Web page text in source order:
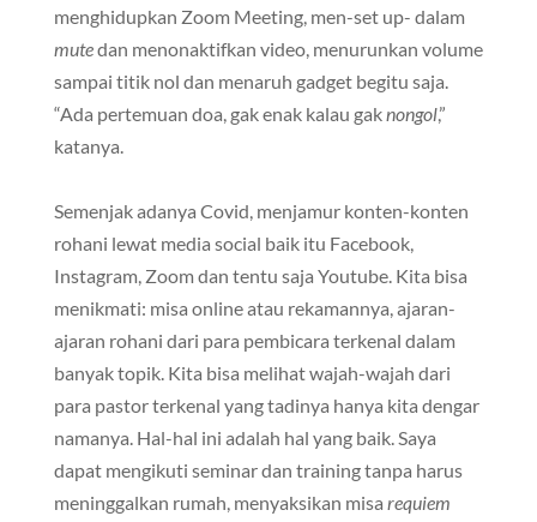
menghidupkan Zoom Meeting, men-set up- dalam
mutedan menonaktifkan video, menurunkan volume
sampai titik nol dan menaruh gadget begitu saja.
“Ada pertemuan doa, gak enak kalau gaknongol,”
katanya.
Semenjak adanya Covid, menjamur konten-konten
rohani lewat media social baik itu Facebook,
Instagram, Zoom dan tentu saja Youtube. Kita bisa
menikmati: misa online atau rekamannya, ajaran-
ajaran rohani dari para pembicara terkenal dalam
banyak topik. Kita bisa melihat wajah-wajah dari
para pastor terkenal yang tadinya hanya kita dengar
namanya. Hal-hal ini adalah hal yang baik. Saya
dapat mengikuti seminar dan training tanpa harus
meninggalkan rumah, menyaksikan misa requiem